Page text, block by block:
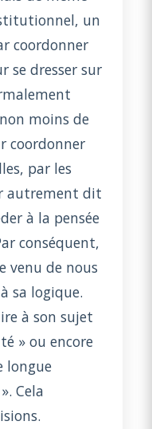
un
coordonner
se dresser sur
moins de
coordonner
par les
autrement dit
à la pensée
conséquent,
venu de nous
sa logique.
à son sujet
» ou encore
longue
Cela